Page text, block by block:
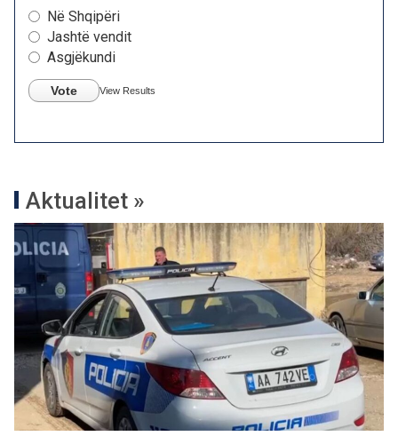
Në Shqipëri
Jashtë vendit
Asgjëkundi
Vote View Results
Aktualitet »